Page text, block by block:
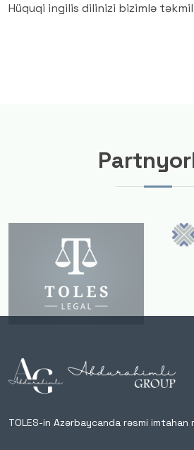
Hüquqi ingilis dilinizi bizimlə
TOLES-in Azərbaycanda rəsmi imtahan